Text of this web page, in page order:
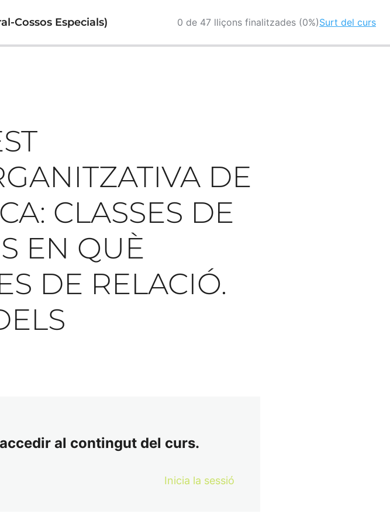
Cossos Especials) 0 de 47 lliçons finalitzades (0%)Surt del curs
DE
CLASSES DE
EN QUÈ
DE RELACIÓ.
al contingut del curs.
Inicia la sessió